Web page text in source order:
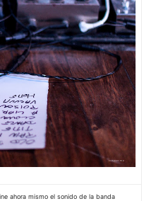
ahora mismo el sonido de la banda